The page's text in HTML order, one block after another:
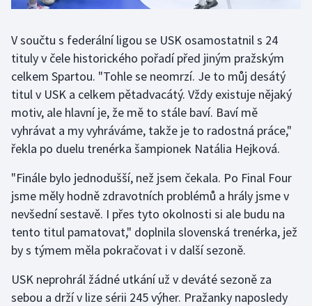
Krasobruslení
Lezení
Lyže a snowboard
Moderní pětiboj
Motorsport
Olympijské hry
Parasport
Plavání
V součtu s federální ligou se USK osamostatnil s 24
tituly v čele historického pořadí před jiným pražským
celkem Spartou. "Tohle se neomrzí. Je to můj desátý
titul v USK a celkem pětadvacátý. Vždy existuje nějaký
motiv, ale hlavní je, že mě to stále baví. Baví mě
vyhrávat a my vyhráváme, takže je to radostná práce,"
řekla po duelu trenérka šampionek Natália Hejková.
"Finále bylo jednodušší, než jsem čekala. Po Final Four
jsme měly hodně zdravotních problémů a hrály jsme v
nevšední sestavě. I přes tyto okolnosti si ale budu na
tento titul pamatovat," doplnila slovenská trenérka, jež
by s týmem měla pokračovat i v další sezoně.
USK neprohrál žádné utkání už v deváté sezoně za
sebou a drží v lize sérii 245 výher. Pražanky naposledy